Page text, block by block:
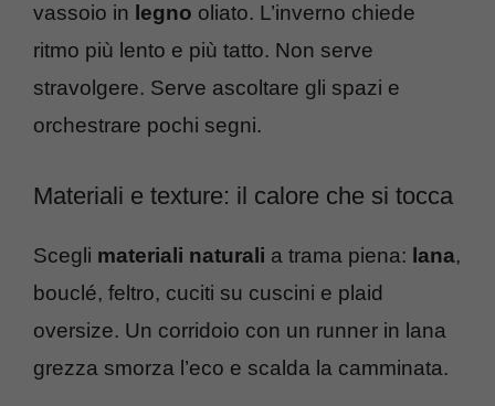
vassoio in legno oliato. L’inverno chiede
ritmo più lento e più tatto. Non serve
stravolgere. Serve ascoltare gli spazi e
orchestrare pochi segni.
Materiali e texture: il calore che si tocca
Scegli materiali naturali a trama piena: lana,
bouclé, feltro, cuciti su cuscini e plaid
oversize. Un corridoio con un runner in lana
grezza smorza l’eco e scalda la camminata.